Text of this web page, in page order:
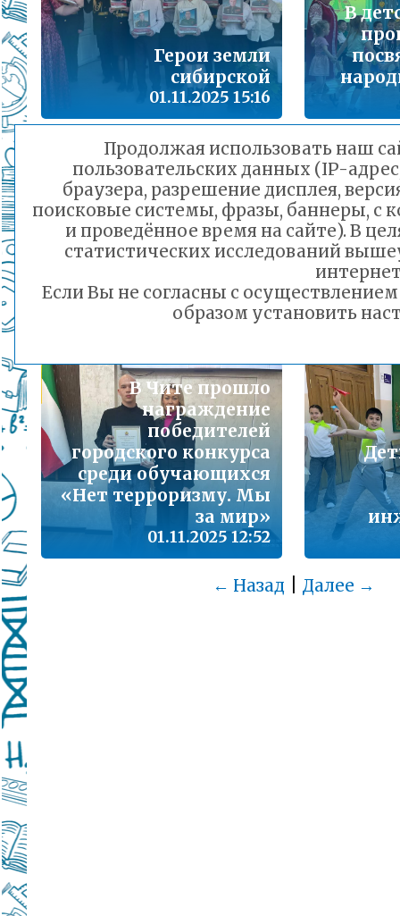
Подробнее...
Телефон горячей линии по вопросам
проведения государственной итоговой
образовательным программам основного
образования и среднего общего
Порядок предоставления льготного
малоимущих семей
Подробнее...
Горячая линия по вопросам школьного
30-21
дошкольного образования и тел 32-41-13
Подробнее...
Герои земли
сибирской
01.11.2025 15:16
В
объединяет народы
01.11.2025 13:41
В Чите прошло
награждение
победителей
городского конкурса
среди обучающихся
«Нет терроризму. Мы
за мир»
01.11.2025 12:52
← Назад| Далее →
Продолжая использовать наш
пользовательских данных (IP-
браузера, разрешение дисплея,
поисковые системы, фразы, баннеры, с
и проведённое время на сайте). В
статистических исследований
Если Вы не согласны с
образом установить